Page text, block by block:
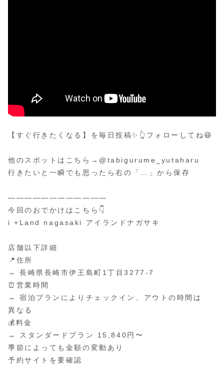
【すぐ行きたくなる】を毎日投稿✨👆フォローしてね😆
他のスポットはこちら→@tabigurume_yutaharu
行きたいと一瞬でも思ったら右の「…」から保存
————————————
今回のおでかけはこちら👇
i +Land nagasaki アイランドナガサキ
店舗以下詳細
📍住所
→ 長崎県長崎市伊王島町1丁目3277-7
⏰営業時間
→ 宿泊プランによりチェックイン、アウトの時間は
異なる
💰料金
→ スタンダードプラン 15,840円〜
季節によっても金額の変動あり
予約サイトを要確認